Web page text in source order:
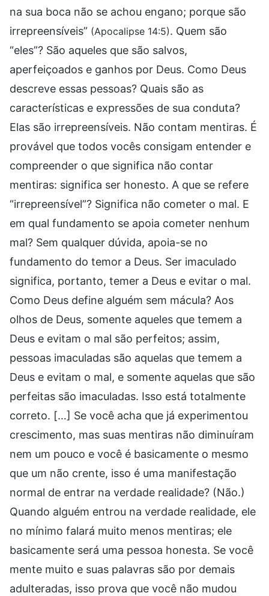
na sua boca não se achou engano; porque são
irrepreensíveis” (Apocalipse 14:5). Quem são
“eles”? São aqueles que são salvos,
aperfeiçoados e ganhos por Deus. Como Deus
descreve essas pessoas? Quais são as
características e expressões de sua conduta?
Elas são irrepreensíveis. Não contam mentiras. É
provável que todos vocês consigam entender e
compreender o que significa não contar
mentiras: significa ser honesto. A que se refere
“irrepreensível”? Significa não cometer o mal. E
em qual fundamento se apoia cometer nenhum
mal? Sem qualquer dúvida, apoia-se no
fundamento do temor a Deus. Ser imaculado
significa, portanto, temer a Deus e evitar o mal.
Como Deus define alguém sem mácula? Aos
olhos de Deus, somente aqueles que temem a
Deus e evitam o mal são perfeitos; assim,
pessoas imaculadas são aquelas que temem a
Deus e evitam o mal, e somente aquelas que são
perfeitas são imaculadas. Isso está totalmente
correto. […] Se você acha que já experimentou
crescimento, mas suas mentiras não diminuíram
nem um pouco e você é basicamente o mesmo
que um não crente, isso é uma manifestação
normal de entrar na verdade realidade? (Não.)
Quando alguém entrou na verdade realidade, ele
no mínimo falará muito menos mentiras; ele
basicamente será uma pessoa honesta. Se você
mente muito e suas palavras são por demais
adulteradas, isso prova que você não mudou